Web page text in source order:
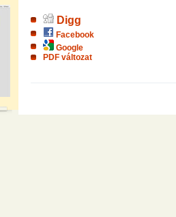
Digg
Facebook
Google
PDF változat